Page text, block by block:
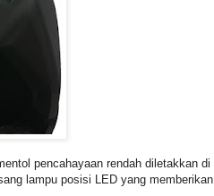
pencahayaan rendah diletakkan di
lampu posisi LED yang memberikan